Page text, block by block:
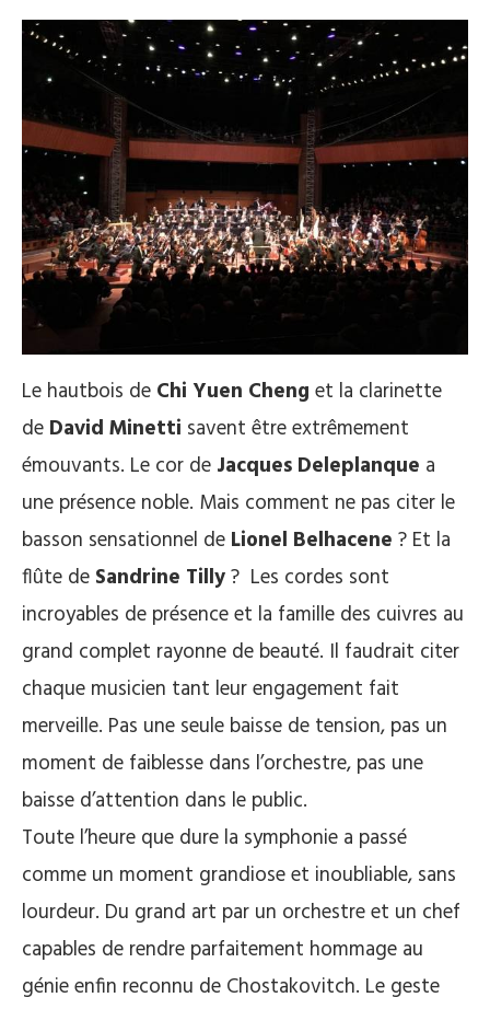
Le hautbois de Chi Yuen Cheng et la clarinette
de David Minetti savent être extrêmement
émouvants. Le cor de Jacques Deleplanque a
une présence noble. Mais comment ne pas citer le
basson sensationnel de Lionel Belhacene ? Et la
flûte de Sandrine Tilly? Les cordes sont
incroyables de présence et la famille des cuivres au
grand complet rayonne de beauté. Il faudrait citer
chaque musicien tant leur engagement fait
merveille. Pas une seule baisse de tension, pas un
moment de faiblesse dans l’orchestre, pas une
baisse d’attention dans le public.
Toute l’heure que dure la symphonie a passé
comme un moment grandiose et inoubliable, sans
lourdeur. Du grand art par un orchestre et un chef
capables de rendre parfaitement hommage au
génie enfin reconnu de Chostakovitch. Le geste